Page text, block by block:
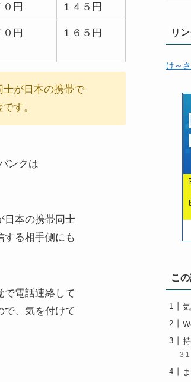
０円 １４５円
０円 １６５円
士が日本の携帯で
す。
ンクは
日本の携帯同士
する相手側にも
で電話連絡して
で、気を付けて
リ
け～
こ